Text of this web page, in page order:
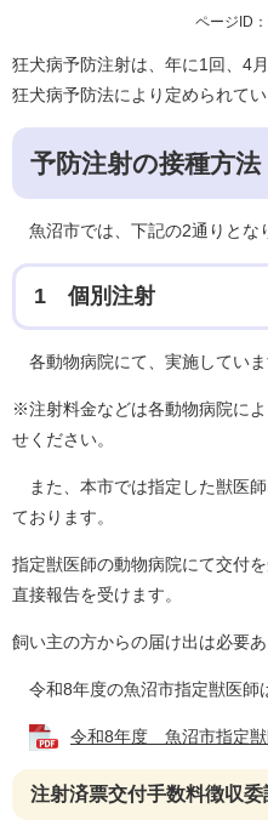
ページID
狂犬病予防注射は、年に1回、4
狂犬病予防法により定められてい
予防注射の接種方法
魚沼市では、下記の2通りとな
1 個別注射
各動物病院にて、実施していま
※注射料金などは各動物病院に
せください。
また、本市では指定した獣医
ております。
指定獣医師の動物病院にて交付
直接報告を受けます。
飼い主の方からの届け出は必要あ
令和8年度の魚沼市指定獣医師
令和8年度 魚沼市指定獣
注射済票交付手数料徴収委